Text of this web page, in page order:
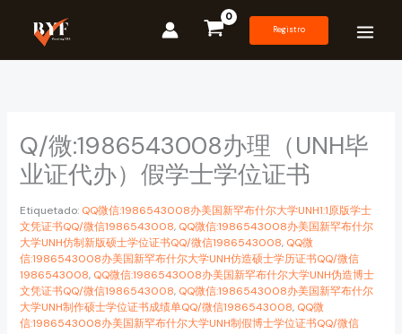
contenido
Registro
Q/微:1986543008办理（UNH毕
业证代办）假学士学位证书
Etiquetado: QQ微信:1986543008办美国新罕布什尔大学UNH1:1原版学士
文凭证书QQ/微信1986543008, QQ微信:1986543008办美国新罕布什尔
大学UNH仿制新版硕士学位证书QQ/微信1986543008, QQ微
信:1986543008办美国新罕布什尔大学UNH仿造硕士学历证书QQ/微信
1986543008, QQ微信:1986543008办美国新罕布什尔大学UNH伪造博士
文凭证书QQ/微信1986543008, QQ微信:1986543008办美国新罕布什尔
大学UNH制作硕士学位证书成绩单QQ/微信1986543008, QQ微
信:1986543008办美国新罕布什尔大学UNH制假博士学位证书QQ/微信